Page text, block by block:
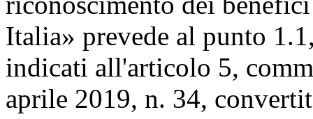
Italia» prevede al punto
indicati all'articolo 5,
aprile 2019, n. 34,